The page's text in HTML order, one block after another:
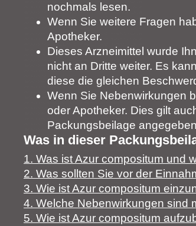
nochmals lesen.
Wenn Sie weitere Fragen
Apotheker.
Dieses Arzneimittel wurde
nicht an Dritte weiter. Es
diese die gleichen
Wenn Sie Nebenwirkungen
oder Apotheker. Dies gilt
Packungsbeilage
Was in dieser
1. Was ist Azur compositum und
2. Was sollten Sie vor der
3. Wie ist Azur compositum
4. Welche Nebenwirkungen sind
5. Wie ist Azur compositum